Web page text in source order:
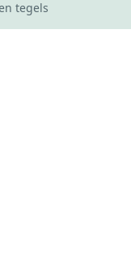
tegels